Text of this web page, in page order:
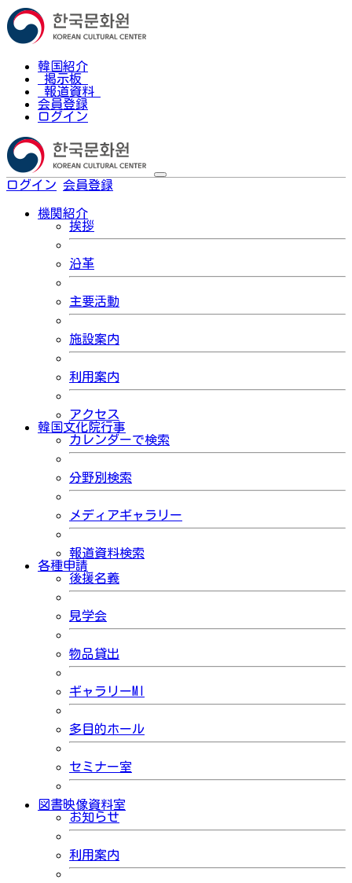
韓国紹介
掲示板
報道資料
会員登録
ログイン
ログイン 会員登録
機関紹介
挨拶
沿革
主要活動
施設案内
利用案内
アクセス
韓国文化院行事
カレンダーで検索
分野別検索
メディアギャラリー
報道資料検索
各種申請
後援名義
見学会
物品貸出
ギャラリーMI
多目的ホール
セミナー室
図書映像資料室
お知らせ
利用案内